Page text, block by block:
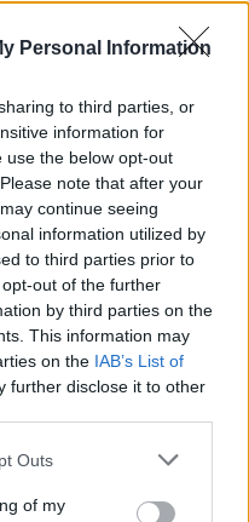
Personal Information
to third parties, or
information for
use the below opt-out
note that after your
continue seeing
information utilized by
to third parties prior to
out of the further
by third parties on the
This information may
on the IAB’s List of
further disclose it to other
Outs
of my
az 5. blokk új